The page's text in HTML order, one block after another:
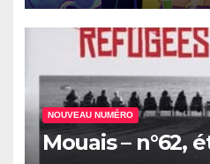
NOUVEAU NUMÉRO
Mouais – n°62,